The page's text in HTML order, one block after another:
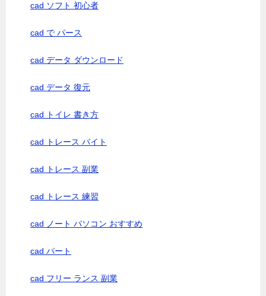
cad ソフト 初心者
cad で パース
cad データ ダウンロード
cad データ 復元
cad トイレ 書き方
cad トレース バイト
cad トレース 副業
cad トレース 練習
cad ノート パソコン おすすめ
cad パート
cad フリー ランス 副業